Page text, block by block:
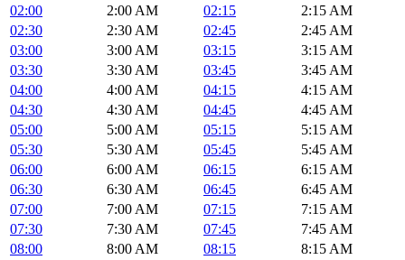
02:00
2:00 AM 02:15
2:15 AM
02:30
2:30 AM 02:45
2:45 AM
03:00
3:00 AM 03:15
3:15 AM
03:30
3:30 AM 03:45
3:45 AM
04:00
4:00 AM 04:15
4:15 AM
04:30
4:30 AM 04:45
4:45 AM
05:00
5:00 AM 05:15
5:15 AM
05:30
5:30 AM 05:45
5:45 AM
06:00
6:00 AM 06:15
6:15 AM
06:30
6:30 AM 06:45
6:45 AM
07:00
7:00 AM 07:15
7:15 AM
07:30
7:30 AM 07:45
7:45 AM
08:00
8:00 AM 08:15
8:15 AM